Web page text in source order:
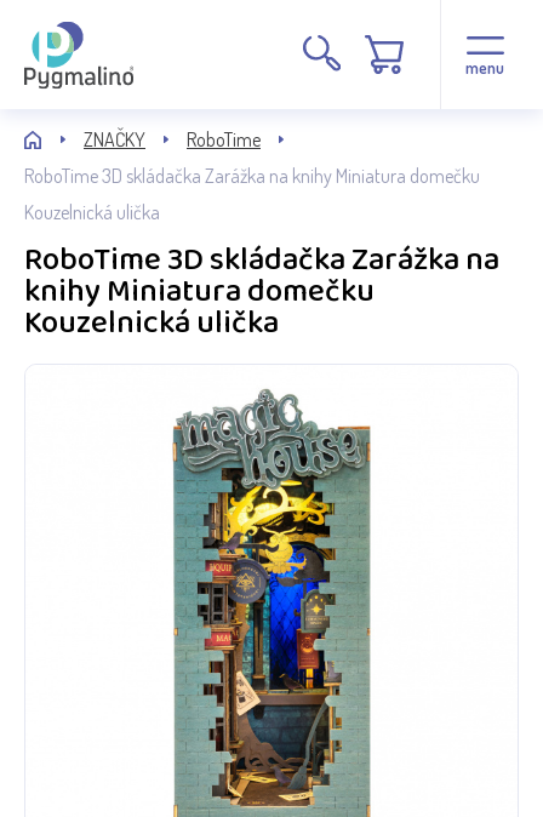
menu
ZNAČKY
RoboTime
RoboTime 3D skládačka Zarážka na knihy Miniatura domečku
Kouzelnická ulička
RoboTime 3D skládačka Zarážka na
knihy Miniatura domečku
Kouzelnická ulička